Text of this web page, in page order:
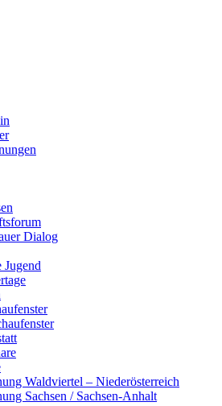
Dialog
Waldviertel – Niederösterreich
Sachsen / Sachsen-Anhalt